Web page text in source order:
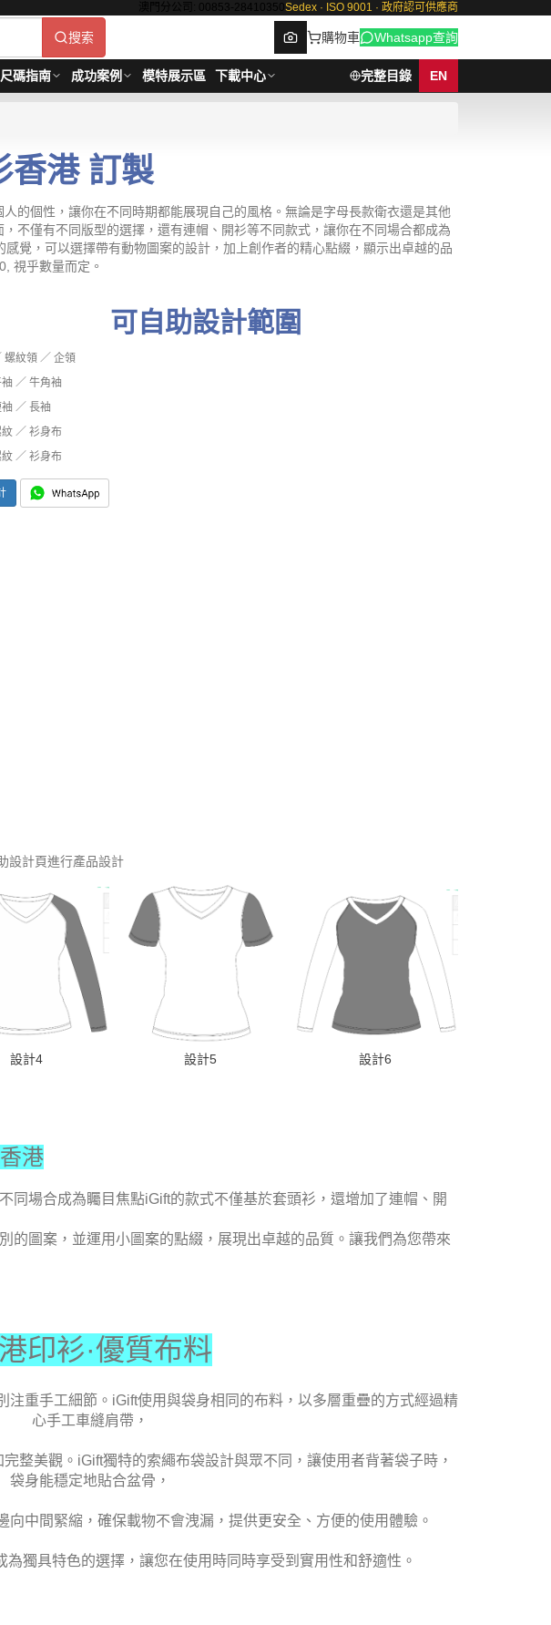
澳門分公司: 00853-28410350 Sedex · ISO 9001 · 政府認可供應商
搜索 購物車 Whatsapp查詢
尺碼指南 成功案例 模特展示區 下載中心 完整目錄 EN
香港 訂製
的個性，讓你在不同時期都能展現自己的風格。無論是字母長款衛衣還是其他
不僅有不同版型的選擇，還有連帽、開衫等不同款式，讓你在不同場合都成為
覺，可以選擇帶有動物圖案的設計，加上創作者的精心點綴，顯示出卓越的品
視乎數量而定。
可自助設計範圍
螺紋領 ／ 企領
／ 牛角袖
／ 長袖
／ 衫身布
／ 衫身布
設計頁進行產品設計
設計4 設計5 設計6
港
同場合成為矚目焦點iGift的款式不僅基於套頭衫，還增加了連帽、開
的圖案，並運用小圖案的點綴，展現出卓越的品質。讓我們為您帶來
印衫·優質布料
注重手工細節。 iGift使用與袋身相同的布料，以多層重疊的方式經過精
心手工車縫肩帶，
整美觀。 iGift獨特的索繩布袋設計與眾不同，讓使用者背著袋子時，
袋身能穩定地貼合盆骨，
向中間緊縮，確保載物不會洩漏，提供更安全、方便的使用體驗。
為獨具特色的選擇，讓您在使用時同時享受到實用性和舒適性。